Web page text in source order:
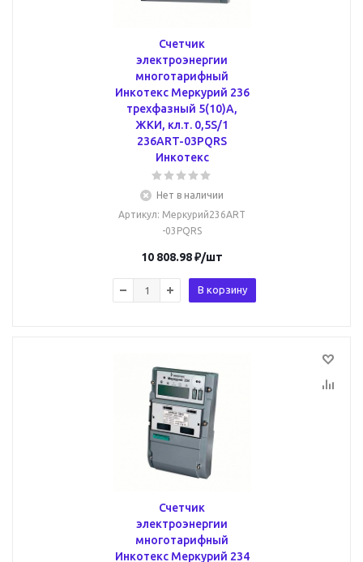
Счетчик
электроэнергии
многотарифный
Инкотекс Меркурий 236
трехфазный 5(10)А,
ЖКИ, кл.т. 0,5S/1
236ART-03PQRS
Инкотекс
Нет в наличии
Артикул: Меркурий236ART
-03PQRS
10 808.98₽/шт
В корзину
Счетчик
электроэнергии
многотарифный
Инкотекс Меркурий 234